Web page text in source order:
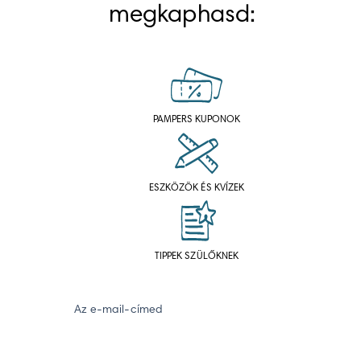
megkaphasd:
PAMPERS KUPONOK
ESZKÖZÖK ÉS KVÍZEK
TIPPEK SZÜLŐKNEK
Az e-mail-címed